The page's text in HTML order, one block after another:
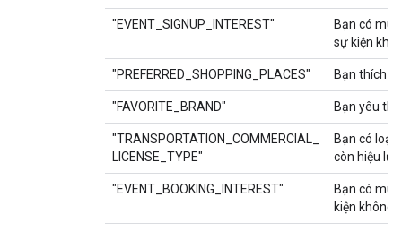
"EVENT_SIGNUP_INTEREST"
Bạn có
sự kiện
"PREFERRED_SHOPPING_PLACES" Bạn thích
"FAVORITE_BRAND" Bạn yêu
"TRANSPORTATION_COMMERCIAL_
LICENSE_TYPE"
Bạn có loại
còn hiệu
"EVENT_BOOKING_INTEREST"
Bạn có
kiện không?